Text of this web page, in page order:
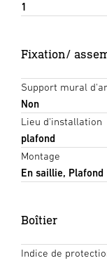
1
Fixation/
Support mural
Non
Lieu d'installation
plafond
Montage
En saillie, Plafond
Boîtier
Indice de